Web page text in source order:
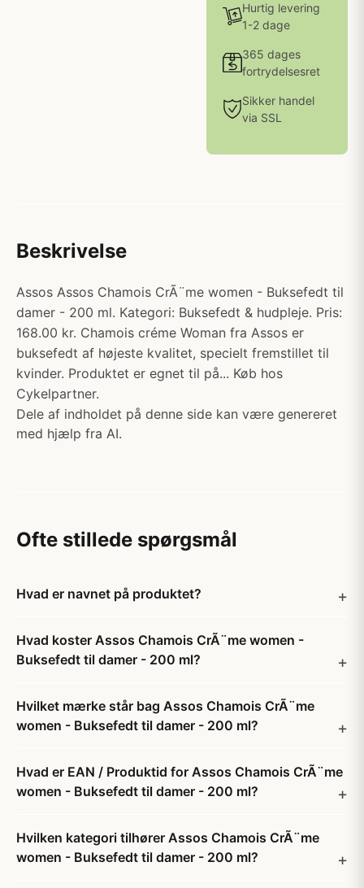
Hurtig levering
1-2 dage
365 dages
fortrydelsesret
Sikker handel
via SSL
Beskrivelse
Assos Assos Chamois CrÃ¨me women - Buksefedt til
damer - 200 ml. Kategori: Buksefedt & hudpleje. Pris:
168.00 kr. Chamois créme Woman fra Assos er
buksefedt af højeste kvalitet, specielt fremstillet til
kvinder. Produktet er egnet til på... Køb hos
Cykelpartner.
Dele af indholdet på denne side kan være genereret
med hjælp fra AI.
Ofte stillede spørgsmål
Hvad er navnet på produktet?
Hvad koster Assos Chamois CrÃ¨me women -
Buksefedt til damer - 200 ml?
Hvilket mærke står bag Assos Chamois CrÃ¨me
women - Buksefedt til damer - 200 ml?
Hvad er EAN / Produktid for Assos Chamois CrÃ¨me
women - Buksefedt til damer - 200 ml?
Hvilken kategori tilhører Assos Chamois CrÃ¨me
women - Buksefedt til damer - 200 ml?